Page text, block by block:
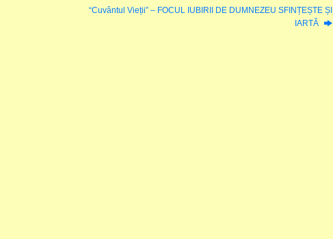
“Cuvântul Vieții” – FOCUL IUBIRII DE DUMNEZEU SFINȚEȘTE ȘI
IARTĂ